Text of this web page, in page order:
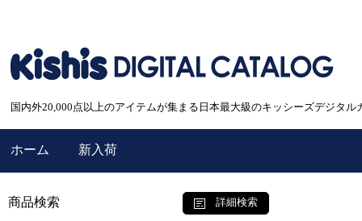
国内外20,000点以上のアイテムが集まる日本最大級のキッシーズデジタル
ホーム 新入荷
商品検索 詳細検索